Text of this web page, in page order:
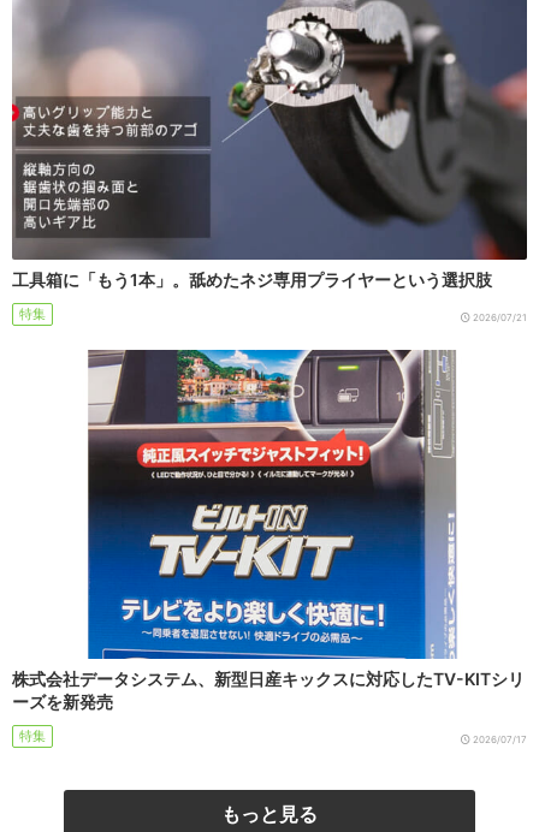
工具箱に「もう1本」。舐めたネジ専用プライヤーという選択肢
特集 2026/07/21
株式会社データシステム、新型日産キックスに対応したTV-KITシリ
ーズを新発売
特集 2026/07/17
もっと見る